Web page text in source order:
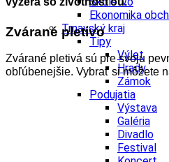
Ekonomika
Trnavský kraj
Tipy
Výlet
Hrady
Zámok
Podujatia
Výstava
Galéria
Divadlo
Festival
Zvárané pletivo
Zvárané pletivá sú pre svoju
obľúbenejšie. Vybrať si môžete